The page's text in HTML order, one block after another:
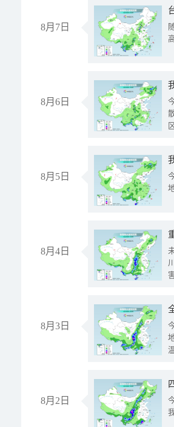
8月7日
8月6日
8月5日
8月4日
8月3日
8月2日